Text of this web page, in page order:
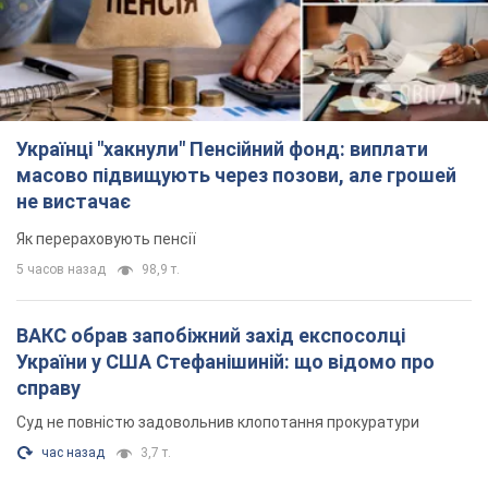
Як перераховують пенсії
5 часов назад 98,9 т.
ВАКС обрав запобіжний захід експосолці
України у США Стефанішиній: що відомо про
справу
Суд не повністю задовольнив клопотання прокуратури
час назад 3,7 т.
Росія атакувала судно під прапором Гвінеї-
Бісау у Чорному морі: є жертва і постраждалі
Суховантаж був цивільним і перевозив українську пшеницю
2 часа назад